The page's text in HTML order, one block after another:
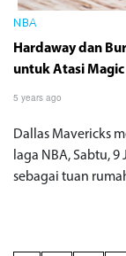
NBA
Hardaway dan
untuk Atasi Magic
5 years ago
Dallas Mavericks
laga NBA, Sabtu,
sebagai tuan